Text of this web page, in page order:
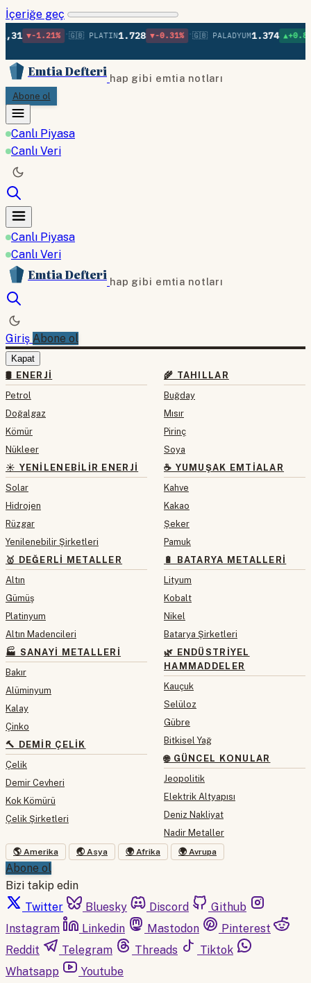
İçeriğe geç
• 🇬🇧 PLATIN1.728 ▼-0.31% •🇬🇧 PALADYUM1.374 ▲+0.86% •🇬🇧
Emtia Defteri hap gibi emtia notları
Abone ol
Canlı Piyasa
Canlı Veri
Canlı Piyasa
Canlı Veri
Emtia Defteri hap gibi emtia notları
Giriş Abone ol
Kapat
🛢 ENERJI
Petrol
Doğalgaz
Kömür
Nükleer
☀️ YENILENEBILIR ENERJI
Solar
Hidrojen
Rüzgar
Yenilenebilir Şirketleri
🥇 DEĞERLI METALLER
Altın
Gümüş
Platinyum
Altın Madencileri
🏭 SANAYI METALLERI
Bakır
Alüminyum
Kalay
Çinko
🔨 DEMIR ÇELIK
Çelik
Demir Cevheri
Kok Kömürü
Çelik Şirketleri
🌾 TAHILLAR
Buğday
Mısır
Pirinç
Soya
☕ YUMUŞAK EMTIALAR
Kahve
Kakao
Şeker
Pamuk
🔋 BATARYA METALLERI
Lityum
Kobalt
Nikel
Batarya Şirketleri
🌿 ENDÜSTRIYEL
HAMMADDELER
Kauçuk
Selüloz
Gübre
Bitkisel Yağ
🌐 GÜNCEL KONULAR
Jeopolitik
Elektrik Altyapısı
Deniz Nakliyat
Nadir Metaller
🌎 Amerika 🌏 Asya 🌍 Afrika 🌍 Avrupa
Abone ol
Bizi takip edin
Twitter
Bluesky Discord
Github
Instagram
Linkedin Mastodon
Pinterest
Reddit
Telegram Threads
Tiktok
Whatsapp
Youtube